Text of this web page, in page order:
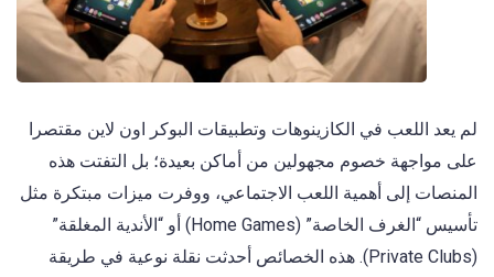
لم يعد اللعب في الكازينوهات وتطبيقات البوكر اون لاين مقتصرا
على مواجهة خصوم مجهولين من أماكن بعيدة؛ بل التفتت هذه
المنصات إلى أهمية اللعب الاجتماعي، ووفرت ميزات مبتكرة مثل
تأسيس “الغرف الخاصة” (Home Games) أو “الأندية المغلقة”
(Private Clubs). هذه الخصائص أحدثت نقلة نوعية في طريقة